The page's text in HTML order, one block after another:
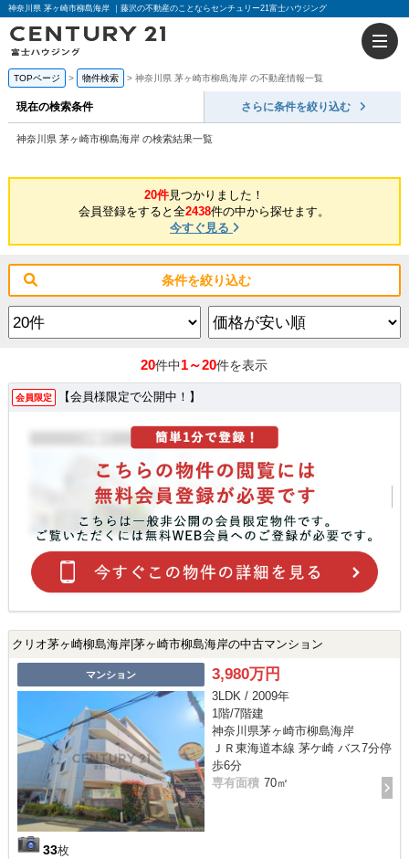
神奈川県 茅ヶ崎市柳島海岸 ｜藤沢の不動産のことならセンチュリー21富士ハウジング
TOPページ 物件検索 神奈川県 茅ヶ崎市柳島海岸 の不動産情報一覧
現在の検索条件 さらに条件を絞り込む
神奈川県 茅ヶ崎市柳島海岸 の検索結果一覧
20件見つかりました！
会員登録をすると全2438件の中から探せます。
今すぐ見る
条件を絞り込む
20件中1～20件を表示
会員限定 【会員様限定で公開中！】
クリオ茅ヶ崎柳島海岸|茅ヶ崎市柳島海岸の中古マンション
マンション
33枚
3,980万円
3LDK / 2009年
1階/7階建
神奈川県茅ヶ崎市柳島海岸
ＪＲ東海道本線 茅ケ崎 バス7分停
歩6分
専有面積 70㎡